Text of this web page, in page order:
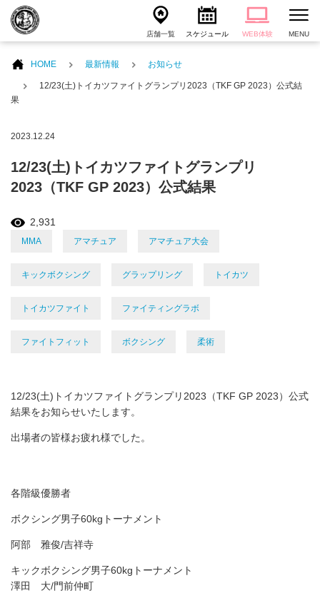
店舗一覧 スケジュール WEB体験 MENU
HOME 最新情報 お知らせ
12/23(土)トイカツファイトグランプリ2023（TKF GP 2023）公式結
果
2023.12.24
12/23(土)トイカツファイトグランプリ
2023（TKF GP 2023）公式結果
2,931
MMA アマチュア アマチュア大会
キックボクシング グラップリング トイカツ
トイカツファイト ファイティングラボ
ファイトフィット ボクシング 柔術
12/23(土)トイカツファイトグランプリ2023（TKF GP 2023）公式
結果をお知らせいたします。
出場者の皆様お疲れ様でした。
各階級優勝者
ボクシング男子60kgトーナメント
阿部 雅俊/吉祥寺
キックボクシング男子60kgトーナメント
澤田 大/門前仲町